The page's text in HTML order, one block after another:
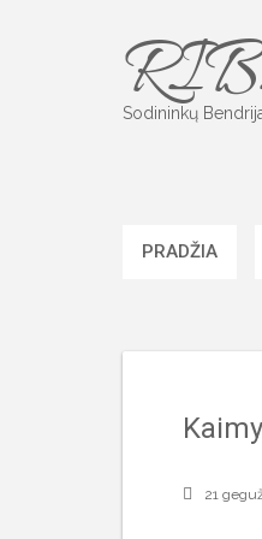
Sodininkų
PRADŽIA
21